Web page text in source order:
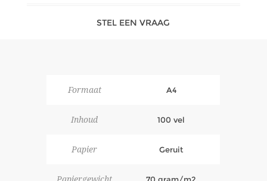
STEL EEN VRAAG
Formaat A4
Inhoud 100 vel
Papier Geruit